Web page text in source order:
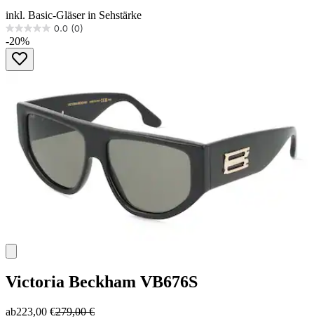
inkl. Basic-Gläser in Sehstärke
0.0 (0)
0.0
von
Sternen.
-20%
Victoria Beckham VB676S
ab223,00 €279,00 €